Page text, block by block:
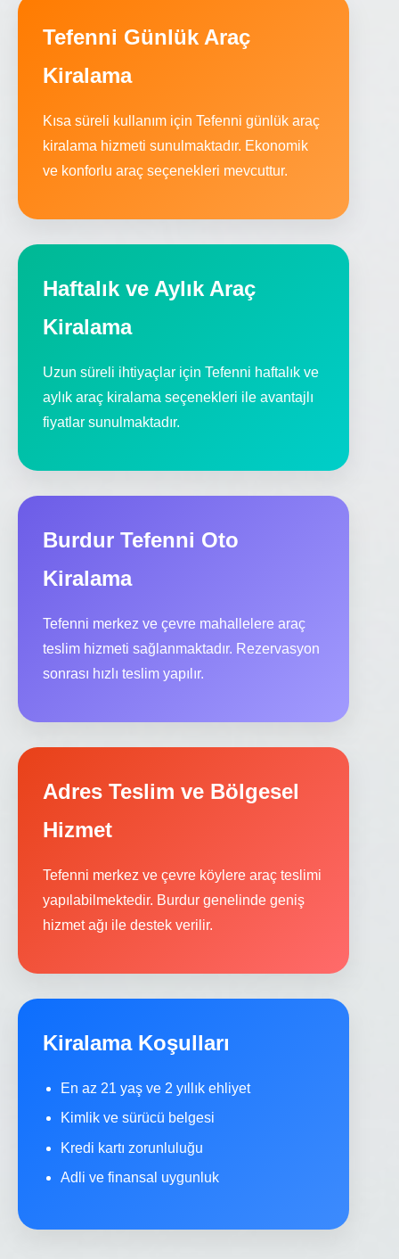
Tefenni Günlük Araç
Kiralama
Kısa süreli kullanım için Tefenni günlük araç
kiralama hizmeti sunulmaktadır. Ekonomik
ve konforlu araç seçenekleri mevcuttur.
Haftalık ve Aylık Araç
Kiralama
Uzun süreli ihtiyaçlar için Tefenni haftalık ve
aylık araç kiralama seçenekleri ile avantajlı
fiyatlar sunulmaktadır.
Burdur Tefenni Oto
Kiralama
Tefenni merkez ve çevre mahallelere araç
teslim hizmeti sağlanmaktadır. Rezervasyon
sonrası hızlı teslim yapılır.
Adres Teslim ve Bölgesel
Hizmet
Tefenni merkez ve çevre köylere araç teslimi
yapılabilmektedir. Burdur genelinde geniş
hizmet ağı ile destek verilir.
Kiralama Koşulları
En az 21 yaş ve 2 yıllık ehliyet
Kimlik ve sürücü belgesi
Kredi kartı zorunluluğu
Adli ve finansal uygunluk